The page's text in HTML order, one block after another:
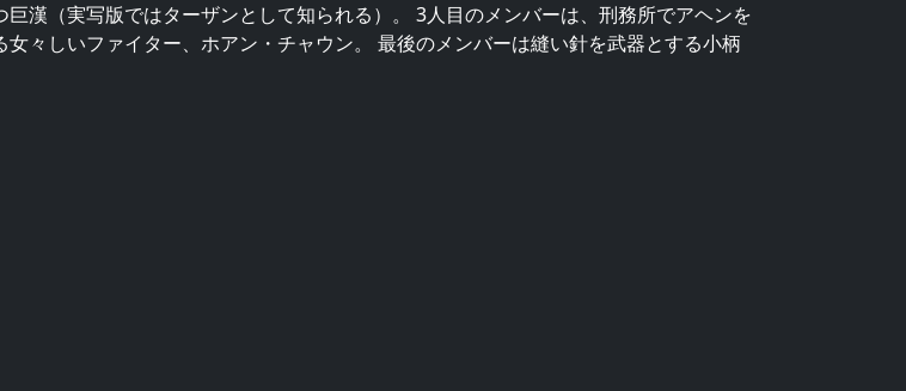
巨漢（実写版ではターザンとして知られる）。 3人目のメンバーは、刑務所でアヘンを
女々しいファイター、ホアン・チャウン。 最後のメンバーは縫い針を武器とする小柄